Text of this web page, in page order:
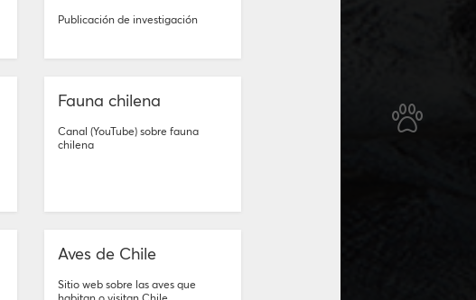
Publicación de investigación
Fauna chilena
Canal (YouTube) sobre fauna
chilena
Aves de Chile
Sitio web sobre las aves que